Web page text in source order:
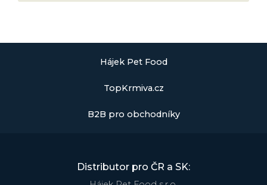
Hájek Pet Food
TopKrmiva.cz
B2B pro obchodníky
Distributor pro ČR a SK: